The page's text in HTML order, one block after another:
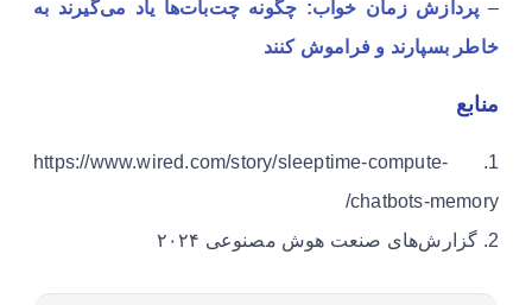
– پردازش زمان خواب: چگونه چت‌بات‌ها یاد می‌گیرند به
خاطر بسپارند و فراموش کنند
منابع
1. https://www.wired.com/story/sleeptime-compute-
chatbots-memory/
2. گزارش‌های صنعت هوش مصنوعی ۲۰۲۴